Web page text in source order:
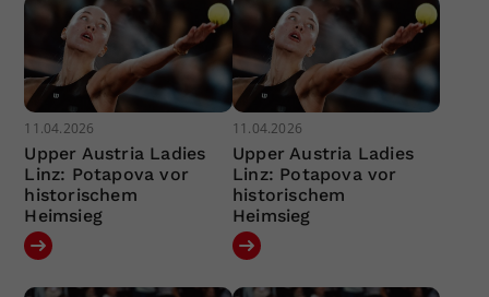
11.04.2026
Upper Austria Ladies
Linz: Potapova vor
historischem
Heimsieg
11.04.2026
Upper Austria Ladies
Linz: Potapova vor
historischem
Heimsieg